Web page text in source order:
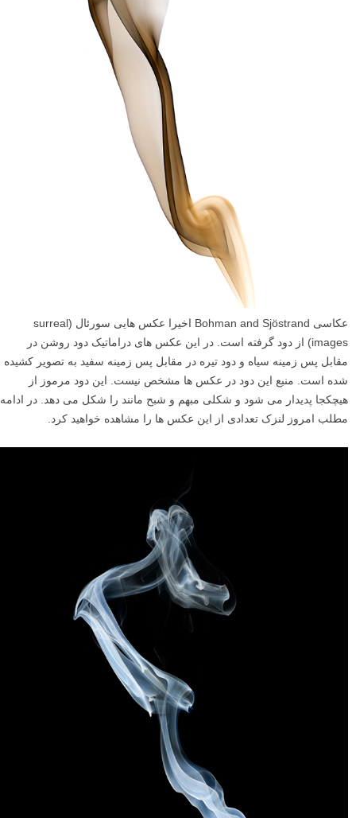
عکاسی Bohman and Sjöstrand اخیرا عکس هایی سورئال (surreal
images) از دود گرفته است. در این عکس های دراماتیک دود روشن در
مقابل پس زمینه سیاه و دود تیره در مقابل پس زمینه سفید به تصویر کشیده
شده است. منبع این دود در عکس ها مشخص نیست. این دود مرموز از
هیچکجا پدیدار می شود و شکلی مبهم و شبح مانند را شکل می دهد. در ادامه
مطلب امروز لنزک تعدادی از این عکس ها را مشاهده خواهید کرد.